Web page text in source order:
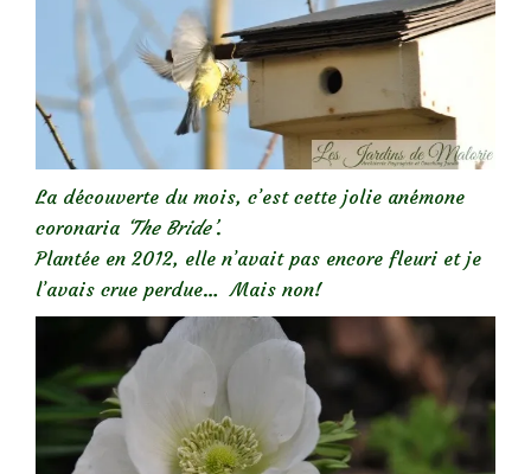
La découverte du mois, c’est cette jolie anémone
coronaria ‘The Bride’.
Plantée en 2012, elle n’avait pas encore fleuri et je
l’avais crue perdue… Mais non!